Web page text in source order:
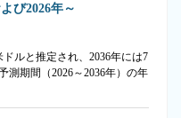
び2026年～
ルと推定され、2036年には7
測期間（2026～2036年）の年